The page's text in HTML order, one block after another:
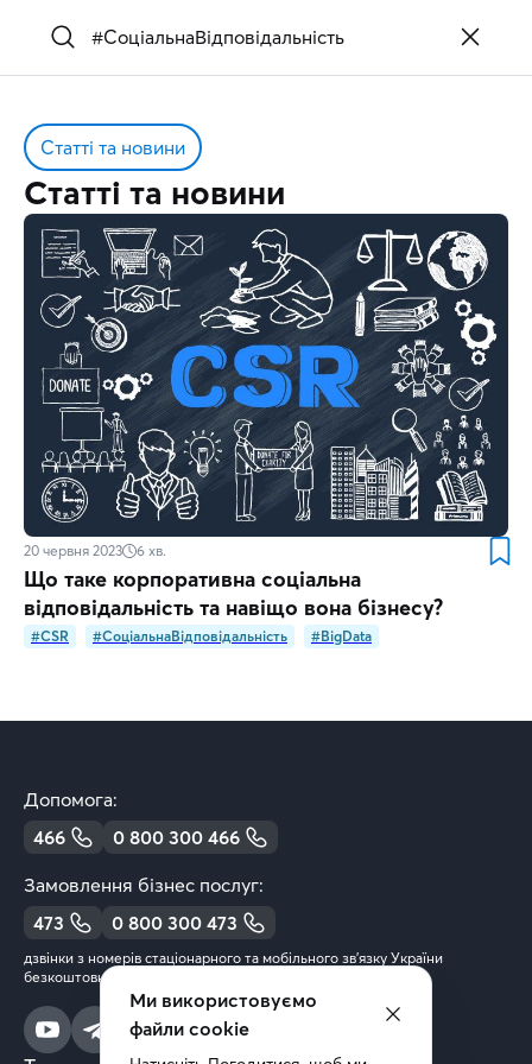
Статті та новини
Статті та новини
20 червня 2023 6 хв.
Що таке корпоративна соціальна
відповідальність та навіщо вона бізнесу?
#CSR #СоціальнаВідповідальність #BigData
Допомога:
466
0 800 300 466
Замовлення бізнес послуг:
473
0 800 300 473
дзвінки з номерів стаціонарного та мобільного зв’язку України
безкоштовні
Ми використовуємо
файли cookie